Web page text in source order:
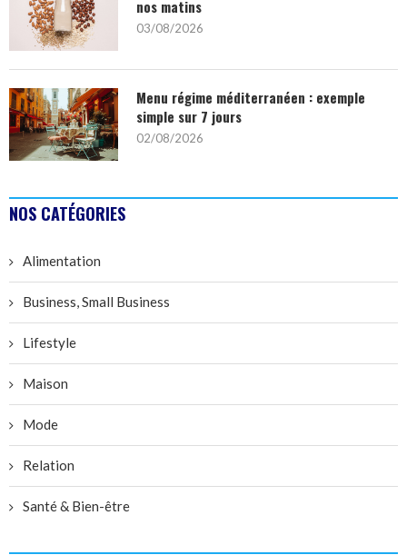
nos matins
03/08/2026
Menu régime méditerranéen : exemple
simple sur 7 jours
02/08/2026
NOS CATÉGORIES
Alimentation
Business, Small Business
Lifestyle
Maison
Mode
Relation
Santé & Bien-être